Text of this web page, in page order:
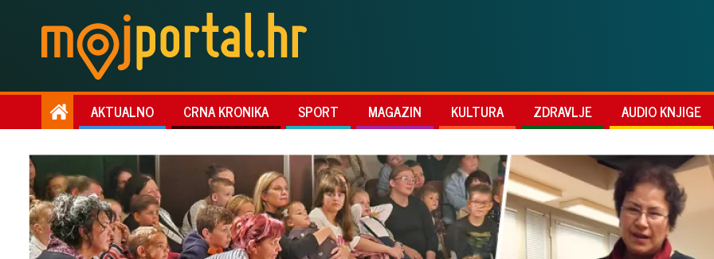
AKTUALNO CRNA KRONIKA SPORT MAGAZIN KULTURA ZDRAVLJE AUDIO KNJIGE